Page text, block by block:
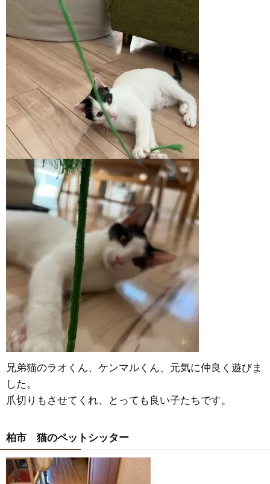
兄弟猫のラオくん、ケンマルくん、元気に仲良く遊びま
した。
爪切りもさせてくれ、とっても良い子たちです。
柏市 猫のペットシッター